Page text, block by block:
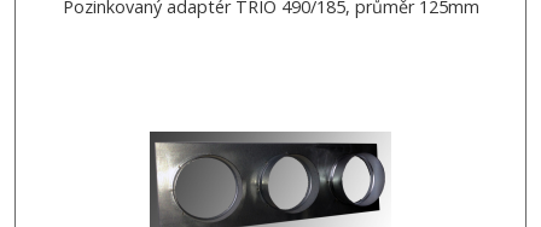
Pozinkovaný adaptér TRIO 490/185, průměr 125mm